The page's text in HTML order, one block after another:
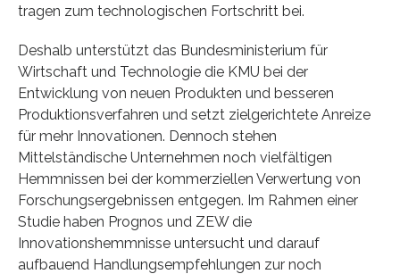
tragen zum technologischen Fortschritt bei.
Deshalb unterstützt das Bundesministerium für
Wirtschaft und Technologie die KMU bei der
Entwicklung von neuen Produkten und besseren
Produktionsverfahren und setzt zielgerichtete Anreize
für mehr Innovationen. Dennoch stehen
Mittelständische Unternehmen noch vielfältigen
Hemmnissen bei der kommerziellen Verwertung von
Forschungsergebnissen entgegen. Im Rahmen einer
Studie haben Prognos und ZEW die
Innovationshemmnisse untersucht und darauf
aufbauend Handlungsempfehlungen zur noch